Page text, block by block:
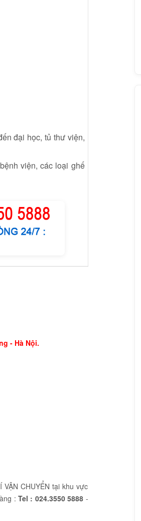
đại học, tủ thư viện,
viện, các loại ghế
- Hà Nội.
CHUYỂN tại khu vực
:Tel : 024.3550 5888 -